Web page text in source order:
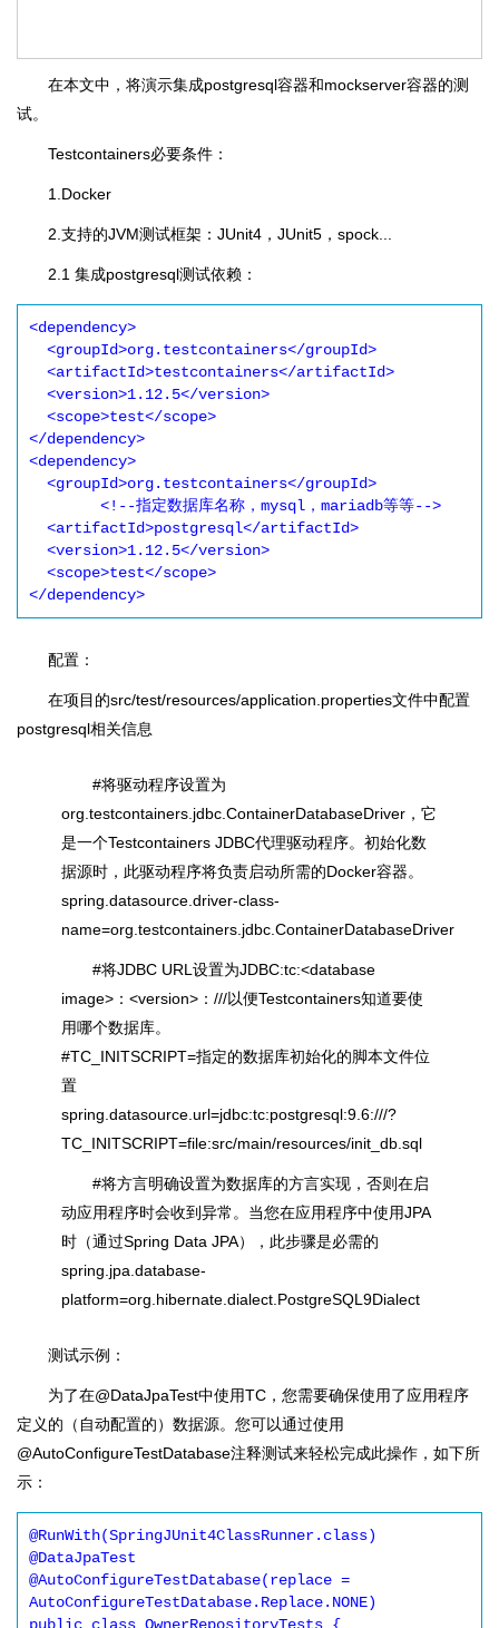
在本文中，将演示集成postgresql容器和mockserver容器的测
试。
Testcontainers必要条件：
1.Docker
2.支持的JVM测试框架：JUnit4，JUnit5，spock...
2.1 集成postgresql测试依赖：
<dependency>
</dependency>
<dependency>
</dependency>
配置：
在项目的src/test/resources/application.properties文件中配置
postgresql相关信息
#将驱动程序设置为
org.testcontainers.jdbc.ContainerDatabaseDriver，它
是一个Testcontainers JDBC代理驱动程序。初始化数
据源时，此驱动程序将负责启动所需的Docker容器。
spring.datasource.driver-class-
name=org.testcontainers.jdbc.ContainerDatabaseDriver
#将JDBC URL设置为JDBC:tc:<database
image>：<version>：///以便Testcontainers知道要使
用哪个数据库。
#TC_INITSCRIPT=指定的数据库初始化的脚本文件位
置
spring.datasource.url=jdbc:tc:postgresql:9.6:///?
TC_INITSCRIPT=file:src/main/resources/init_db.sql
#将方言明确设置为数据库的方言实现，否则在启
动应用程序时会收到异常。当您在应用程序中使用JPA
时（通过Spring Data JPA），此步骤是必需的
spring.jpa.database-
platform=org.hibernate.dialect.PostgreSQL9Dialect
测试示例：
为了在@DataJpaTest中使用TC，您需要确保使用了应用程序
定义的（自动配置的）数据源。您可以通过使用
@AutoConfigureTestDatabase注释测试来轻松完成此操作，如下所
示：
@RunWith(SpringJUnit4ClassRunner.class)
@DataJpaTest
@AutoConfigureTestDatabase(replace =
AutoConfigureTestDatabase.Replace.NONE)
public class OwnerRepositoryTests {